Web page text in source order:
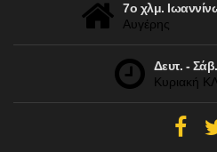
7ο χλμ.
Αυγέρης
Δευτ. -
Κυριακή